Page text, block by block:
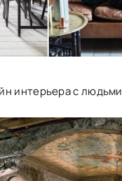
интерьера с людьми